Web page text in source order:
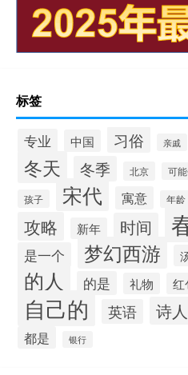
标签
专业 中国 习俗 亲戚
冬天 冬季 北京 可
孩子 宋代 寓意 年龄
攻略 新年 时间
是一个 梦幻西游
的人 的是 礼物 红
自己的 英语 诗人
都是 银行